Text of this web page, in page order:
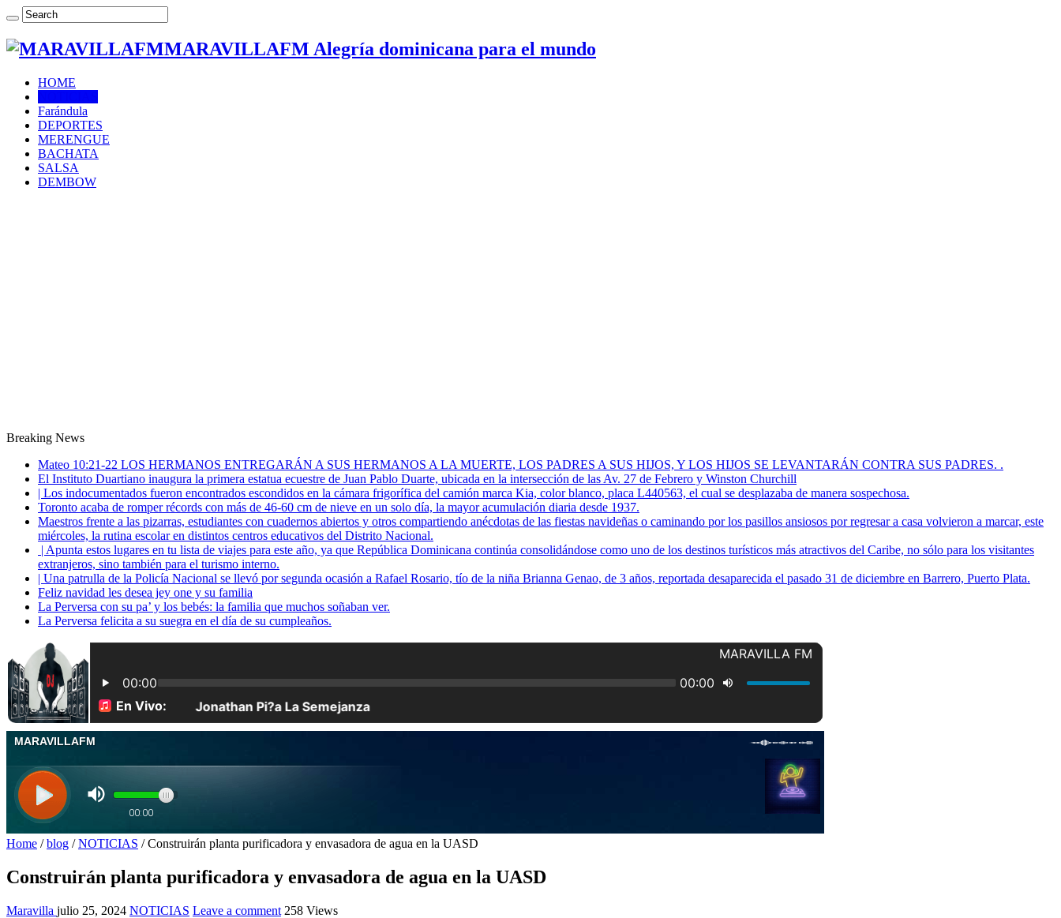
MARAVILLAFM Alegría dominicana para el mundo
HOME
Farándula
DEPORTES
MERENGUE
BACHATA
SALSA
DEMBOW
Breaking News
Mateo 10:21-22 LOS HERMANOS ENTREGARÁN A SUS HERMANOS A LA MUERTE, LOS PADRES A SUS HIJOS, Y LOS HIJOS SE LEVANTARÁN CONTRA SUS PADRES. .
El Instituto Duartiano inaugura la primera estatua ecuestre de Juan Pablo Duarte, ubicada en la intersección de las Av. 27 de Febrero y Winston Churchill
| Los indocumentados fueron encontrados escondidos en la cámara frigorífica del camión marca Kia, color blanco, placa L440563, el cual se desplazaba de manera sospechosa.
Toronto acaba de romper récords con más de 46-60 cm de nieve en un solo día, la mayor acumulación diaria desde 1937.
Maestros frente a las pizarras, estudiantes con cuadernos abiertos y otros compartiendo anécdotas de las fiestas navideñas o caminando por los pasillos ansiosos por regresar a casa volvieron a marcar, este
miércoles, la rutina escolar en distintos centros educativos del Distrito Nacional.
| Apunta estos lugares en tu lista de viajes para este año, ya que República Dominicana continúa consolidándose como uno de los destinos turísticos más atractivos del Caribe, no sólo para los visitantes
extranjeros, sino también para el turismo interno.
| Una patrulla de la Policía Nacional se llevó por segunda ocasión a Rafael Rosario, tío de la niña Brianna Genao, de 3 años, reportada desaparecida el pasado 31 de diciembre en Barrero, Puerto Plata.
Feliz navidad les desea jey one y su familia
La Perversa con su pa’ y los bebés: la familia que muchos soñaban ver.
La Perversa felicita a su suegra en el día de su cumpleaños.
Home / blog / NOTICIAS / Construirán planta purificadora y envasadora de agua en la UASD
Construirán planta purificadora y envasadora de agua en la UASD
Maravilla julio 25, 2024 NOTICIAS Leave a comment 258 Views